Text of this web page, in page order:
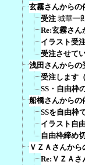
玄霧さんからの
受注 城華一
Re:玄霧さん
イラスト受
受注させて
浅田さんから
受注します
SS・自由枠
船橋さんからの
SSを自由枠
イラスト自
自由枠締め
ＶＺＡさんから
Re:ＶＺＡさ